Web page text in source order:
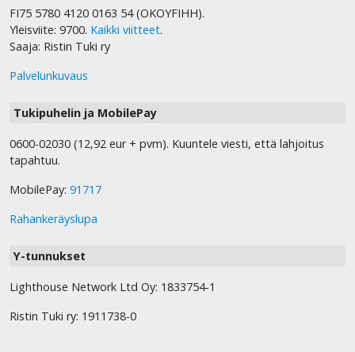
FI75 5780 4120 0163 54 (OKOYFIHH).
Yleisviite: 9700. Kaikki viitteet.
Saaja: Ristin Tuki ry
Palvelunkuvaus
Tukipuhelin ja MobilePay
0600-02030 (12,92 eur + pvm). Kuuntele viesti, että lahjoitus
tapahtuu.
MobilePay: 91717
Rahankeräyslupa
Y-tunnukset
Lighthouse Network Ltd Oy: 1833754-1
Ristin Tuki ry: 1911738-0